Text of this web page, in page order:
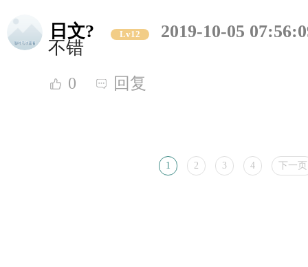
日文? Lv12
2019-10-05
不错
0 回复
1 2 3 4 下一页